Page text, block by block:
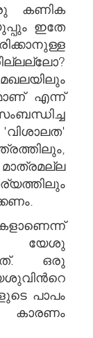
കണിക
ഇതേ
എന്ന്
യേശു
ഒരു
പാപം